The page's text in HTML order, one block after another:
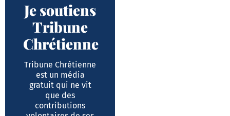
Je soutiens
Tribune
Chrétienne
Tribune Chrétienne
est un média
gratuit qui ne vit
que des
contributions